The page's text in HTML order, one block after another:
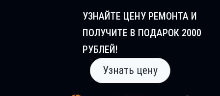
УЗНАЙТЕ ЦЕНУ РЕМОНТА И
ПОЛУЧИТЕ В ПОДАРОК 2000
РУБЛЕЙ!
Узнать цену